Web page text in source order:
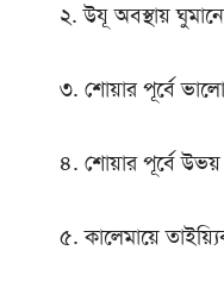
২. উযূ অবস্থায়
৩. শোয়ার পূর্বে
৪. শোয়ার পূর্বে উভয়
৫. কালেমায়ে